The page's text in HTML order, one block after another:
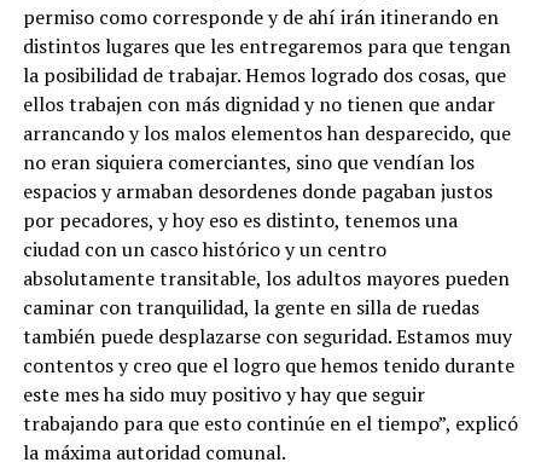
permiso como corresponde y de ahí irán itinerando en
distintos lugares que les entregaremos para que tengan
la posibilidad de trabajar. Hemos logrado dos cosas, que
ellos trabajen con más dignidad y no tienen que andar
arrancando y los malos elementos han desparecido, que
no eran siquiera comerciantes, sino que vendían los
espacios y armaban desordenes donde pagaban justos
por pecadores, y hoy eso es distinto, tenemos una
ciudad con un casco histórico y un centro
absolutamente transitable, los adultos mayores pueden
caminar con tranquilidad, la gente en silla de ruedas
también puede desplazarse con seguridad. Estamos muy
contentos y creo que el logro que hemos tenido durante
este mes ha sido muy positivo y hay que seguir
trabajando para que esto continúe en el tiempo”, explicó
la máxima autoridad comunal.